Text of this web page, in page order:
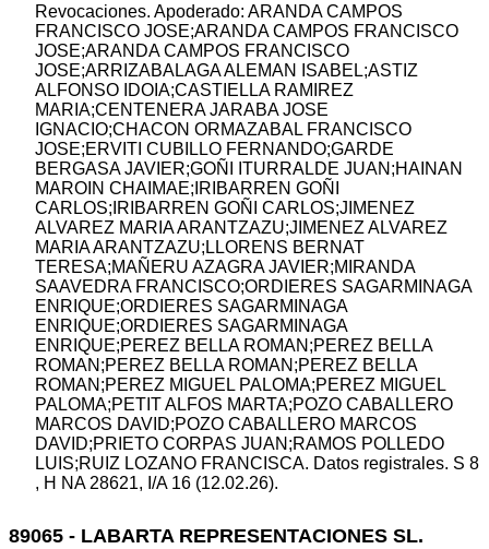
Revocaciones. Apoderado: ARANDA CAMPOS
FRANCISCO JOSE;ARANDA CAMPOS FRANCISCO
JOSE;ARANDA CAMPOS FRANCISCO
JOSE;ARRIZABALAGA ALEMAN ISABEL;ASTIZ
ALFONSO IDOIA;CASTIELLA RAMIREZ
MARIA;CENTENERA JARABA JOSE
IGNACIO;CHACON ORMAZABAL FRANCISCO
JOSE;ERVITI CUBILLO FERNANDO;GARDE
BERGASA JAVIER;GOÑI ITURRALDE JUAN;HAINAN
MAROIN CHAIMAE;IRIBARREN GOÑI
CARLOS;IRIBARREN GOÑI CARLOS;JIMENEZ
ALVAREZ MARIA ARANTZAZU;JIMENEZ ALVAREZ
MARIA ARANTZAZU;LLORENS BERNAT
TERESA;MAÑERU AZAGRA JAVIER;MIRANDA
SAAVEDRA FRANCISCO;ORDIERES SAGARMINAGA
ENRIQUE;ORDIERES SAGARMINAGA
ENRIQUE;ORDIERES SAGARMINAGA
ENRIQUE;PEREZ BELLA ROMAN;PEREZ BELLA
ROMAN;PEREZ BELLA ROMAN;PEREZ BELLA
ROMAN;PEREZ MIGUEL PALOMA;PEREZ MIGUEL
PALOMA;PETIT ALFOS MARTA;POZO CABALLERO
MARCOS DAVID;POZO CABALLERO MARCOS
DAVID;PRIETO CORPAS JUAN;RAMOS POLLEDO
LUIS;RUIZ LOZANO FRANCISCA. Datos registrales. S 8
, H NA 28621, I/A 16 (12.02.26).
89065 - LABARTA REPRESENTACIONES SL.